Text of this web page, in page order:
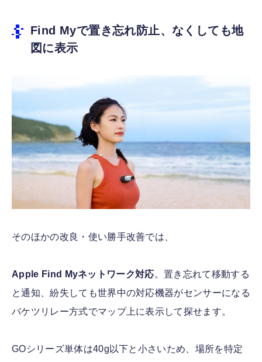
Find Myで置き忘れ防止、なくしても地
図に表示
そのほかの改良・使い勝手改善では、
Apple Find Myネットワーク対応。置き忘れて移動する
と通知、紛失しても世界中の対応機器がセンサーになる
バケツリレー方式でマップ上に表示して探せます。
GOシリーズ単体は40g以下と小さいため、場所を特定